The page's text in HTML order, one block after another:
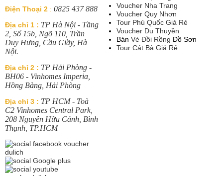
Điện Thoại 2 : 0825 437 888
Địa chỉ 1 : TP Hà Nội - Tầng
2, Số 15b, Ngõ 110, Trần
Duy Hưng, Cầu Giầy, Hà
Nội.
Địa chỉ 2 : TP Hải Phòng -
BH06 - Vinhomes Imperia,
Hồng Bàng, Hải Phòng
Địa chỉ 3 : TP HCM - Toà
C2 Vinhomes Central Park,
208 Nguyễn Hữu Cảnh, Bình
Thạnh, TP.HCM
Voucher Nha Trang
Voucher Quy Nhơn
Tour Phú Quốc Giá Rẻ
Voucher Du Thuyền
Bán Vé Đồi Rồng Đồ Sơn
Tour Cát Bà Giá Rẻ